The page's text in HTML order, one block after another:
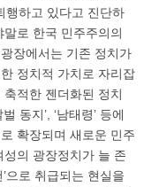
행하고 있다고 진단하
로 한국 민주주의의
장에서는 기존 정치가
정치적 가치로 자리잡
적한 젠더화된 정치
동지’, ‘남태령’ 등에
확장되며 새로운 민주
의 광장정치가 늘 존
으로 취급되는 현실을